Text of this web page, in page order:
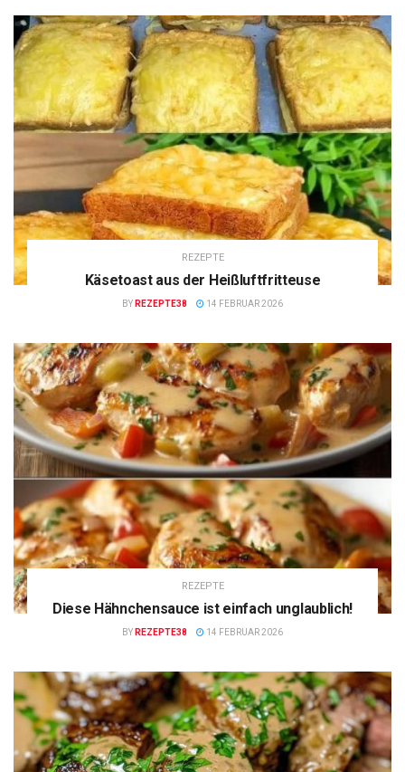
REZEPTE
Käsetoast aus der Heißluftfritteuse
BY REZEPTE38 14 FEBRUAR 2026
REZEPTE
Diese Hähnchensauce ist einfach unglaublich!
BY REZEPTE38 14 FEBRUAR 2026